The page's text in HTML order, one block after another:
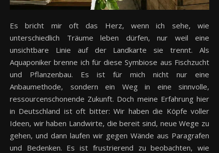
Es bricht mir oft das Herz, wenn ich sehe, wie
unterschiedlich Träume leben dürfen, nur weil eine
unsichtbare Linie auf der Landkarte sie trennt. Als
Aquaponiker brenne ich für diese Symbiose aus Fischzucht
und Pflanzenbau. Es ist für mich nicht nur eine
Anbaumethode, sondern ein Weg in eine sinnvolle,
ressourcenschonende Zukunft. Doch meine Erfahrung hier
in Deutschland ist oft bitter: Wir haben die Köpfe voller
Ideen, wir haben Landwirte, die bereit sind, neue Wege zu
gehen, und dann laufen wir gegen Wände aus Paragrafen
und Bedenken. Es ist frustrierend zu beobachten, wie